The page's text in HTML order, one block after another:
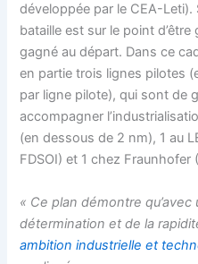
développée par le CEA-
bataille est sur le point d’être
gagné au départ. Dans ce
en partie trois lignes pilotes
par ligne pilote), qui sont de
accompagner
(en dessous de 2 nm), 1 au
FDSOI) et 1 chez Fraunhofer
« Ce plan démontre
détermination et de la
ambition industrielle et